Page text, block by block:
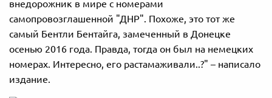
внедорожник в мире с номерами
самопровозглашенной "ДНР". Похоже, это тот же
самый Бентли Бентайга, замеченный в Донецке
осенью 2016 года. Правда, тогда он был на немецких
номерах. Интересно, его растамаживали..?" – написало
издание.